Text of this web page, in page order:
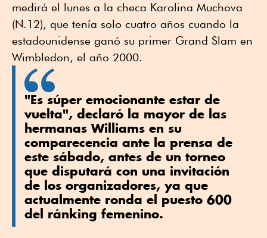
medirá el lunes a la checa Karolina Muchova
(N.12), que tenía solo cuatro años cuando la
estadounidense ganó su primer Grand Slam en
Wimbledon, el año 2000.
"Es súper emocionante estar de
vuelta", declaró la mayor de las
hermanas Williams en su
comparecencia ante la prensa de
este sábado, antes de un torneo
que disputará con una invitación
de los organizadores, ya que
actualmente ronda el puesto 600
del ránking femenino.